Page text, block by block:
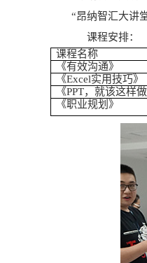
“昂纳智汇大讲
课程安排：
课程名称
《有效沟通》
《Excel实用技巧》
《PPT，就该这样做
《职业规划》